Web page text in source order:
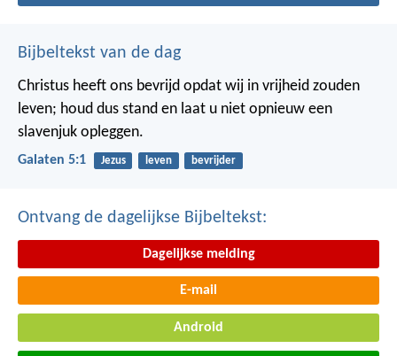
Bijbeltekst van de dag
Christus heeft ons bevrijd opdat wij in vrijheid zouden
leven; houd dus stand en laat u niet opnieuw een
slavenjuk opleggen.
Galaten 5:1 Jezus leven bevrijder
Ontvang de dagelijkse Bijbeltekst:
Dagelijkse melding
E-mail
Android